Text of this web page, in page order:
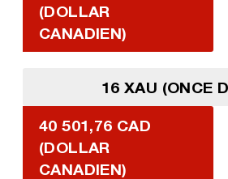
(DOLLAR
CANADIEN)
16 XAU (ONCE
40 501,76 CAD
(DOLLAR
CANADIEN)